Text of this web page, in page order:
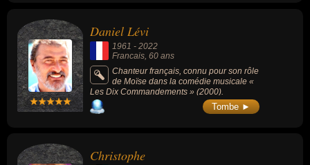
Daniel Lévi
1961 - 2022
Francais , 60 ans
Chanteur français, connu pour son rôle
de Moïse dans la comédie musicale «
Les Dix Commandements » (2000).
Tombe ►
Christophe